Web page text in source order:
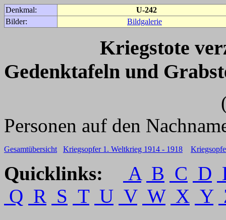
Denkmal:
U-242
Bilder:
Bildgalerie
Kriegstote
Gedenktafeln und
(Für weitere
Personen auf den
Gesamtübersicht Kriegsopfer 1. Weltkrieg 1914 - 1918
Quicklinks: A B C D
Q R S T U V W X Y